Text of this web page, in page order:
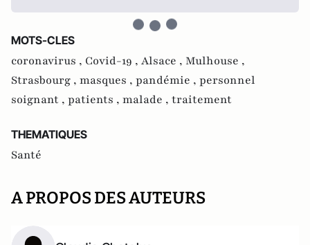
MOTS-CLES
coronavirus , Covid-19 , Alsace , Mulhouse ,
Strasbourg , masques , pandémie , personnel
soignant , patients , malade , traitement
THEMATIQUES
Santé
A PROPOS DES AUTEURS